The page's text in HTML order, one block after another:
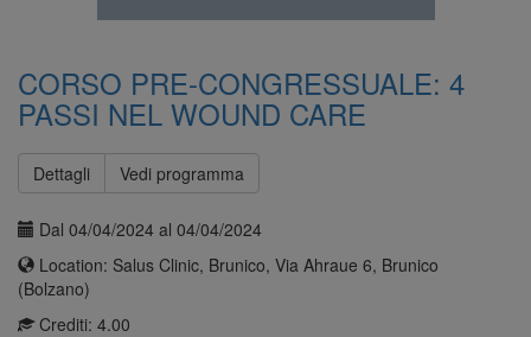
CORSO PRE-CONGRESSUALE: 4
PASSI NEL WOUND CARE
Dettagli Vedi programma
Dal 04/04/2024 al 04/04/2024
Location: Salus Clinic, Brunico, Via Ahraue 6, Brunico
(Bolzano)
Crediti: 4.00